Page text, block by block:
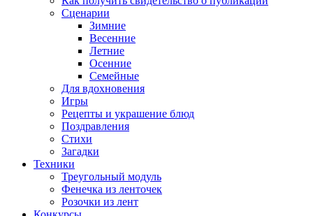
Сценарии
Зимние
Весенние
Летние
Осенние
Семейные
Для вдохновения
Игры
Рецепты и украшение блюд
Поздравления
Стихи
Загадки
Техники
Треугольный модуль
Фенечка из ленточек
Розочки из лент